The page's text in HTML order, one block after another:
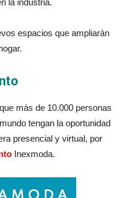
la industria.
espacios que ampliarán
más de 10.000 personas
tengan la oportunidad
presencial y virtual, por
Inexmoda.